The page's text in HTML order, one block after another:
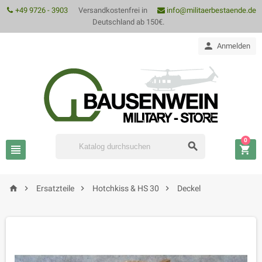
+49 9726 - 3903 info@militaerbestaende.de
Versandkostenfrei in
Deutschland ab 150€.
 Anmelden
  
0
  Ersatzteile  Hotchkiss & HS 30  Deckel